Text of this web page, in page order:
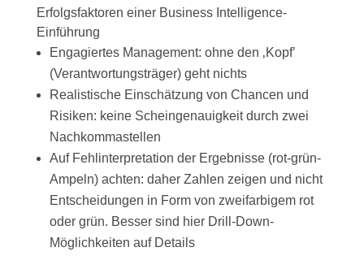
Erfolgsfaktoren einer Business Intelligence-
Einführung
Engagiertes Management: ohne den ‚Kopf’
(Verantwortungsträger) geht nichts
Realistische Einschätzung von Chancen und
Risiken: keine Scheingenauigkeit durch zwei
Nachkommastellen
Auf Fehlinterpretation der Ergebnisse (rot-grün-
Ampeln) achten: daher Zahlen zeigen und nicht
Entscheidungen in Form von zweifarbigem rot
oder grün. Besser sind hier Drill-Down-
Möglichkeiten auf Details